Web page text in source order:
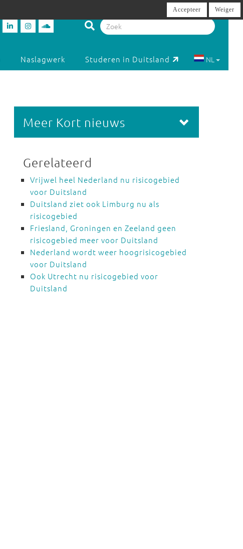
Naslagwerk Studeren in Duitsland NL
Meer Kort nieuws
Gerelateerd
Vrijwel heel Nederland nu risicogebied
voor Duitsland
Duitsland ziet ook Limburg nu als
risicogebied
Friesland, Groningen en Zeeland geen
risicogebied meer voor Duitsland
Nederland wordt weer hoogrisicogebied
voor Duitsland
Ook Utrecht nu risicogebied voor
Duitsland
Accepteer Weiger